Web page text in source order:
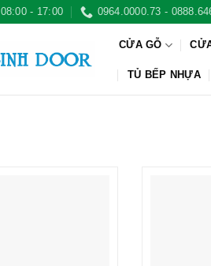
08:00 - 17:00 0964.0000.73 -
CỬA GỖ
TỦ BẾP NHỰA